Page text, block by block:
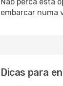
embarcar numa
Dicas para